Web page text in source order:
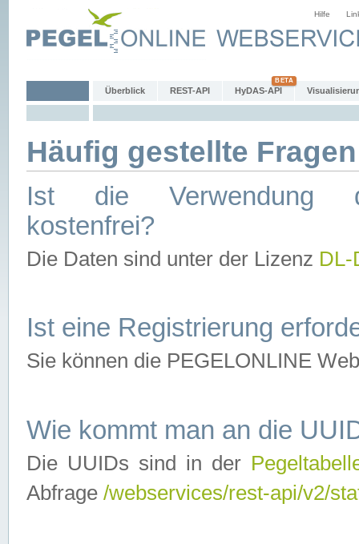
Hilfe
Überblick REST-API HyDAS-API
Häufig gestellte
Ist die Verwendung
kostenfrei?
Die Daten sind unter der Lizenz
Ist eine Registrierung
Sie können die PEGELONLINE
Wie kommt man an die
Die UUIDs sind in der
Abfrage /webservices/rest-api/v2/